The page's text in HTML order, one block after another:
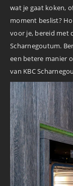
wat je gaat koken,
moment beslist?
voor je, bereid met
Scharnegoutum.
een betere manier
van KBC